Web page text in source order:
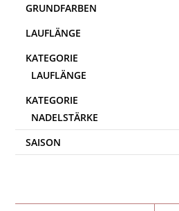
SAISON